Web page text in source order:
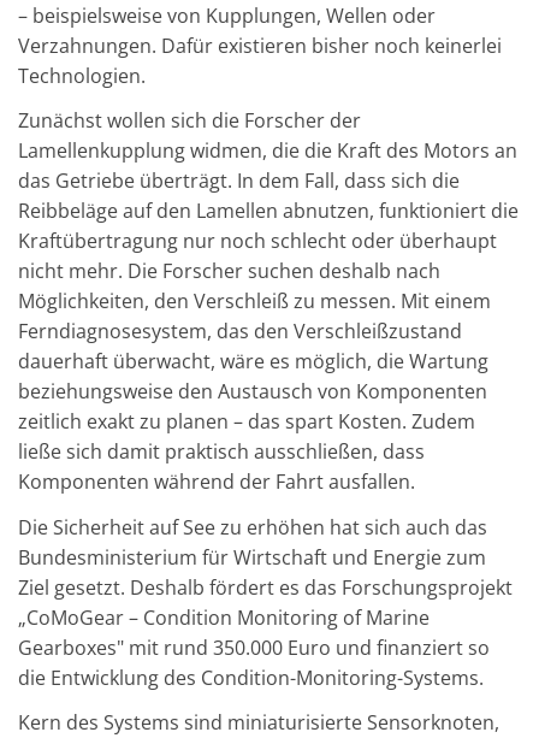
– beispielsweise von Kupplungen, Wellen oder
Verzahnungen. Dafür existieren bisher noch keinerlei
Technologien.
Zunächst wollen sich die Forscher der
Lamellenkupplung widmen, die die Kraft des Motors an
das Getriebe überträgt. In dem Fall, dass sich die
Reibbeläge auf den Lamellen abnutzen, funktioniert die
Kraftübertragung nur noch schlecht oder überhaupt
nicht mehr. Die Forscher suchen deshalb nach
Möglichkeiten, den Verschleiß zu messen. Mit einem
Ferndiagnosesystem, das den Verschleißzustand
dauerhaft überwacht, wäre es möglich, die Wartung
beziehungsweise den Austausch von Komponenten
zeitlich exakt zu planen – das spart Kosten. Zudem
ließe sich damit praktisch ausschließen, dass
Komponenten während der Fahrt ausfallen.
Die Sicherheit auf See zu erhöhen hat sich auch das
Bundesministerium für Wirtschaft und Energie zum
Ziel gesetzt. Deshalb fördert es das Forschungsprojekt
„CoMoGear – Condition Monitoring of Marine
Gearboxes" mit rund 350.000 Euro und finanziert so
die Entwicklung des Condition-Monitoring-Systems.
Kern des Systems sind miniaturisierte Sensorknoten,